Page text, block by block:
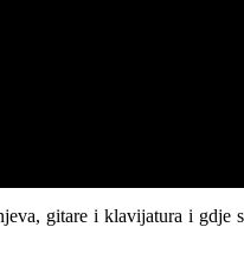
gitare i klavijatura i